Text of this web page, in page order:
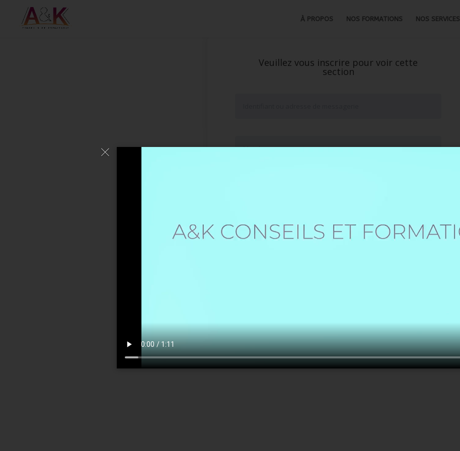
À PROPOS NOS FORMATIONS NOS SERVICES
Veuillez vous inscrire pour voir cette
section